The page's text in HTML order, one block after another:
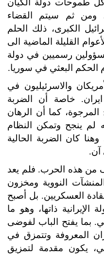
طموحات دولة الكيان
ومن ثم سيتم القضاء
الكبرى، ذلك الحلم
القليلة الماضية الى
رسميين في دولة
الحكم البعثي في سوريا.
والاسرئيليون في
خاصة أن الضربة
المرجوة، كما أن الرهان
لم ينجح وتمكن النظام
كان الضربة الحالية
آن.
من هذه الحرب. فلم يعد
النووية ومخزون
العسكريين. بل أصبح
ذاتها، وهو ما
بما يفتح الباب لفوضى
المعروفة وتتمزق في
يكون مقدمة لتمزيق